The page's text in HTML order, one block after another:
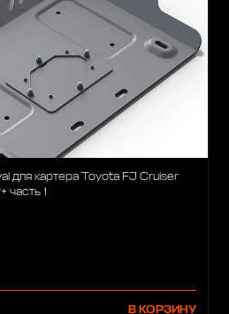
для картера Toyota FJ Cruiser
2006+ , Prado 150 2009+ часть 1
В КОРЗИНУ